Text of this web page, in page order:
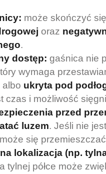
może skończyć się
oraz
.
dostęp: gaśnica nie
wymaga
albo ukryta pod
czas i możliwość
przed
latać luzem. Jeśli nie
się
lokalizacja (np.
tylnej półce może